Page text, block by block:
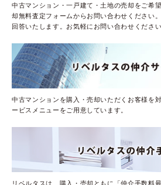
中古マンション・一戸建て・土地の売却をご希
却無料査定フォームからお問い合わせください
回答いたします。お気軽にお問い合わせください
中古マンションを購入・売却いただくお客様を
ービスメニューをご用意しています。
リベルタスは、購入・売却ともに「仲介手数料